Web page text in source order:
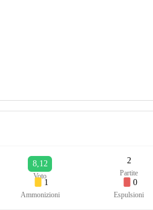
8,12
Voto
2
Partite
1
Ammonizioni
0
Espulsioni